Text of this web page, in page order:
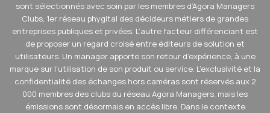
Alexandre Proux : Il y a un point très important sur cette
proposition loi. Actuellement, on a sur une base des
véhicules qui sont dits électrifiés, donc on prend le véhicule
hybride. Dans la proposition qui est faite, ils ne veulent
prendre en compte que les véhicules full électrique ou
hydrogène à zéro grammes de CO2, ce qu’on appelle des
véhicules à très faibles émissions.
sont sélectionnés avec soin par les membres d’Agora Managers
Clubs, 1er réseau phygital des décideurs métiers de grandes
entreprises publiques et privées. L’autre facteur différenciant est
de proposer un regard croisé entre éditeurs de solution et
utilisateurs. Un manager apporte son retour d’expérience, à une
marque sur l’utilisation de son produit ou service. L’exclusivité et la
confidentialité des échanges hors caméras sont réservés aux 2
000 membres des clubs du réseau Agora Managers, mais les
émissions sont désormais en accès libre. Dans le contexte